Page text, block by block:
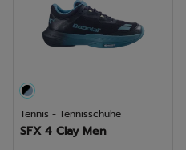
Tennis - Tennisschuhe
SFX 4 Clay Men